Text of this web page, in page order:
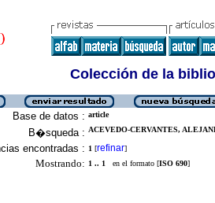
Colección de la
Base de datos : article
B�squeda : ACEVEDO-CERVANTES,
encontradas : 1 [refinar]
Mostrando: 1 .. 1 en el formato [ISO 690]